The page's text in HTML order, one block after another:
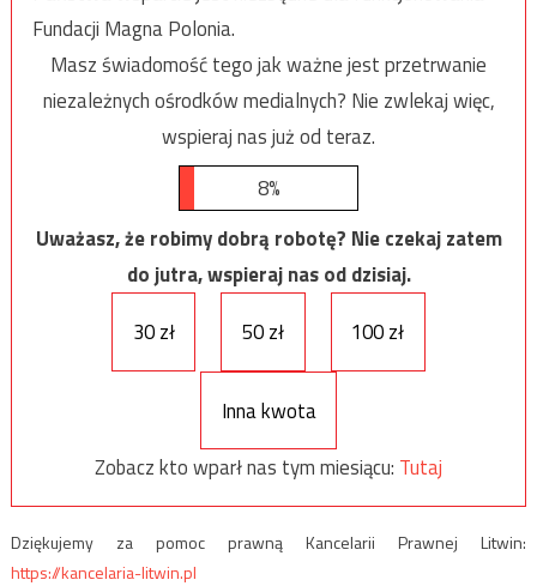
Fundacji Magna Polonia.
Masz świadomość tego jak ważne jest przetrwanie
niezależnych ośrodków medialnych? Nie zwlekaj więc,
wspieraj nas już od teraz.
8%
Uważasz, że robimy dobrą robotę? Nie czekaj zatem
do jutra, wspieraj nas od dzisiaj.
30 zł
50 zł 100 zł
Inna kwota
Zobacz kto wparł nas tym miesiącu: Tutaj
Dziękujemy za pomoc prawną Kancelarii Prawnej Litwin:
https://kancelaria-litwin.pl